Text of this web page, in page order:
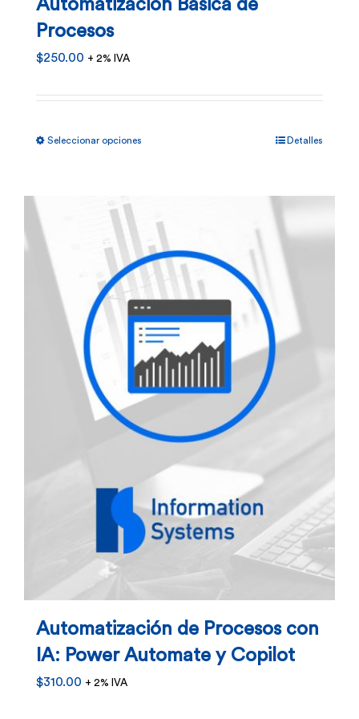
Automatización Básica de
Procesos
$250.00 + 2% IVA
Seleccionar opciones
variantes.
Las
opciones
se
pueden
elegir
página
Detalles
Automatización de Procesos con
IA: Power Automate y Copilot
$310.00 + 2% IVA